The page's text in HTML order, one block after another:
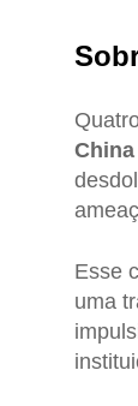
China
Esse
uma